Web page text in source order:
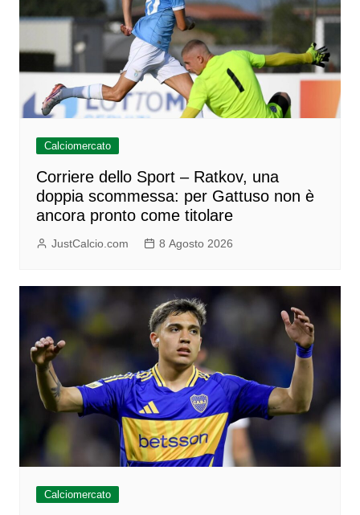
Calciomercato
Corriere dello Sport – Ratkov, una
doppia scommessa: per Gattuso non è
ancora pronto come titolare
JustCalcio.com 8 Agosto 2026
Calciomercato